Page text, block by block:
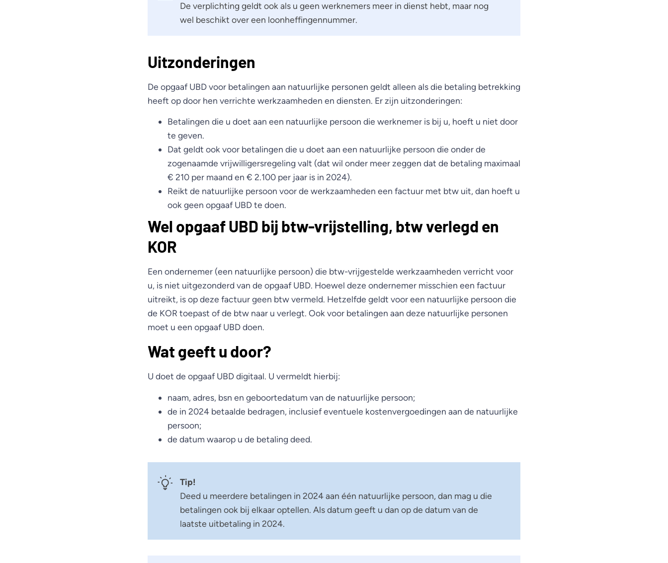
De verplichting geldt ook als u geen werknemers meer in dienst hebt, maar nog
wel beschikt over een loonheffingennummer.
Uitzonderingen
De opgaaf UBD voor betalingen aan natuurlijke personen geldt alleen als die betaling betrekking
heeft op door hen verrichte werkzaamheden en diensten. Er zijn uitzonderingen:
Betalingen die u doet aan een natuurlijke persoon die werknemer is bij u, hoeft u niet door
te geven.
Dat geldt ook voor betalingen die u doet aan een natuurlijke persoon die onder de
zogenaamde vrijwilligersregeling valt (dat wil onder meer zeggen dat de betaling maximaal
€ 210 per maand en € 2.100 per jaar is in 2024).
Reikt de natuurlijke persoon voor de werkzaamheden een factuur met btw uit, dan hoeft u
ook geen opgaaf UBD te doen.
Wel opgaaf UBD bij btw-vrijstelling, btw verlegd en
KOR
Een ondernemer (een natuurlijke persoon) die btw-vrijgestelde werkzaamheden verricht voor
u, is niet uitgezonderd van de opgaaf UBD. Hoewel deze ondernemer misschien een factuur
uitreikt, is op deze factuur geen btw vermeld. Hetzelfde geldt voor een natuurlijke persoon die
de KOR toepast of de btw naar u verlegt. Ook voor betalingen aan deze natuurlijke personen
moet u een opgaaf UBD doen.
Wat geeft u door?
U doet de opgaaf UBD digitaal. U vermeldt hierbij:
naam, adres, bsn en geboortedatum van de natuurlijke persoon;
de in 2024 betaalde bedragen, inclusief eventuele kostenvergoedingen aan de natuurlijke
persoon;
de datum waarop u de betaling deed.
Tip!
Deed u meerdere betalingen in 2024 aan één natuurlijke persoon, dan mag u die
betalingen ook bij elkaar optellen. Als datum geeft u dan op de datum van de
laatste uitbetaling in 2024.